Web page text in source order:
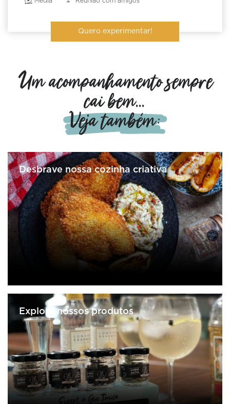
Quero experimentar!
Um acompanhamento sempre
cai bem...
Veja também:
Desbrave nossa cozinha criativa
Explore nossos produtos